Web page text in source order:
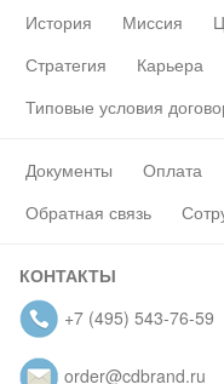
История Миссия
Стратегия
Карьера
Типовые условия
Документы Оплата
Обратная связь
КОНТАКТЫ
+7 (495) 543-76-59
order@cdbrand.ru